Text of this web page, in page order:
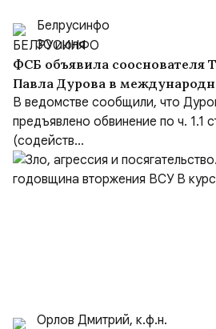
Белрусинфо
30 июля
ФСБ объявила сооснователя
Павла Дурова в
делу о содействии
В ведомстве сообщили, что
предъявлено обвинение по ч. 1.1
(содейств...
Орлов Дмитрий, к.ф.н.